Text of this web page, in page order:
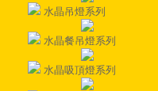
水晶吊燈系列
水晶餐吊燈系列
水晶吸頂燈系列